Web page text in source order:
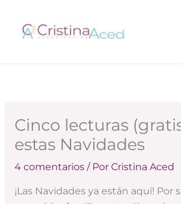
contenido
Cinco lecturas
estas Navidades
4 comentarios / Por Cristina Aced
¡Las Navidades ya están aquí! Por